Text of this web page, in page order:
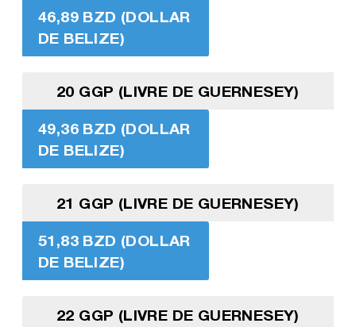
46,89 BZD (DOLLAR
DE BELIZE)
20 GGP (LIVRE DE GUERNESEY)
49,36 BZD (DOLLAR
DE BELIZE)
21 GGP (LIVRE DE GUERNESEY)
51,83 BZD (DOLLAR
DE BELIZE)
22 GGP (LIVRE DE GUERNESEY)